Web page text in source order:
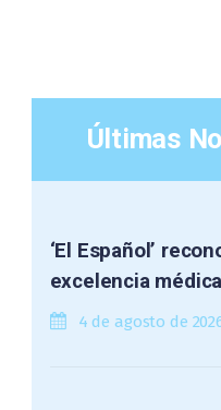
Últimas
‘El Español’
excelencia
4 de agosto de